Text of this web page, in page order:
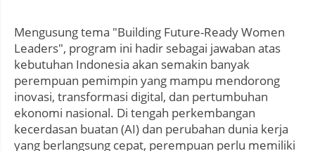
Mengusung tema "Building Future-Ready Women
Leaders", program ini hadir sebagai jawaban atas
kebutuhan Indonesia akan semakin banyak
perempuan pemimpin yang mampu mendorong
inovasi, transformasi digital, dan pertumbuhan
ekonomi nasional. Di tengah perkembangan
kecerdasan buatan (AI) dan perubahan dunia kerja
yang berlangsung cepat, perempuan perlu memiliki